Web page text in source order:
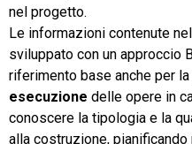
nel progetto.
Le informazioni contenute
sviluppato con un approccio
riferimento base anche per
esecuzione delle opere in
conoscere la tipologia e la
alla costruzione,